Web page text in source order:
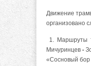
Движение
организовано
1. Маршруты
Мичуринцев -
«Сосновый